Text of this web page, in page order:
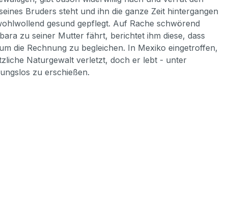
Bruders steht und ihn die ganze Zeit hintergangen
gesund gepflegt. Auf Rache schwörend
zu seiner Mutter fährt, berichtet ihm diese, dass
die Rechnung zu begleichen. In Mexiko eingetroffen,
Naturgewalt verletzt, doch er lebt - unter
zu erschießen.